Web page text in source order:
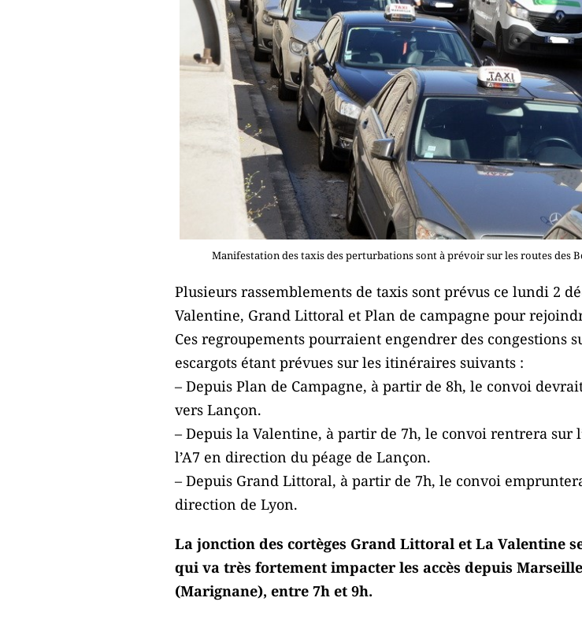
Manifestation des taxis des perturbations sont à prévoir sur les routes des
Plusieurs rassemblements de taxis sont prévus ce lundi 2
Valentine, Grand Littoral et Plan de campagne pour
Ces regroupements pourraient engendrer des congestions
escargots étant prévues sur les itinéraires suivants :
– Depuis Plan de Campagne, à partir de 8h, le convoi
vers Lançon.
– Depuis la Valentine, à partir de 7h, le convoi rentrera sur
l’A7 en direction du péage de Lançon.
– Depuis Grand Littoral, à partir de 7h, le convoi
direction de Lyon.
La jonction des cortèges Grand Littoral et La Valentine
qui va très fortement impacter les accès depuis
(Marignane), entre 7h et 9h.